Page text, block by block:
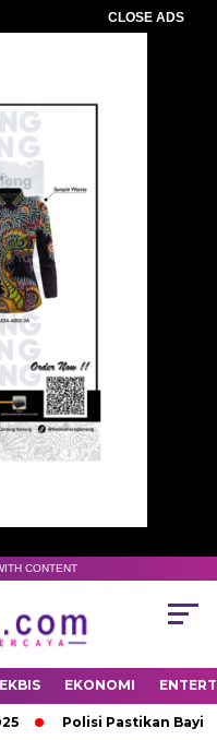
CLOSE ADS
CONTENT
EKBIS EKONOMI
Polisi Pastikan Bayi